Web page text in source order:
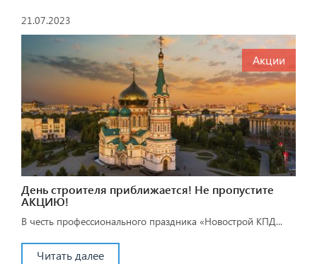
21.07.2023
Акции
День строителя приближается! Не пропустите
АКЦИЮ!
В честь профессионального праздника «Новострой КПД...
Читать далее